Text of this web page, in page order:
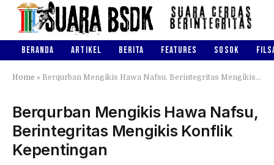
BERANDA ARTIKEL BERITA FEATURES SOSOK
Home » Berqurban Mengikis Hawa Nafsu, Berintegritas Mengikis Konflik Kepentingan
Berqurban Mengikis Hawa Nafsu,
Berintegritas Mengikis Konflik
Kepentingan